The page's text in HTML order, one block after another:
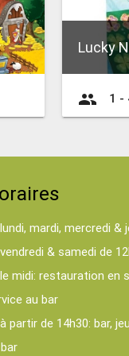
Lucky
group 1 -
lundi, mardi, mercredi &
vendredi & samedi de
le midi: restauration en
au bar
à partir de 14h30: bar,